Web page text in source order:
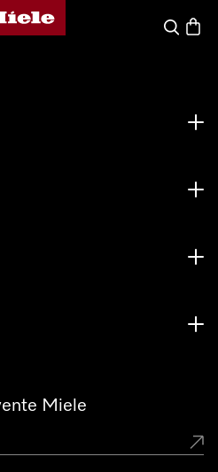
d'accueil de Miele
Search
Miele